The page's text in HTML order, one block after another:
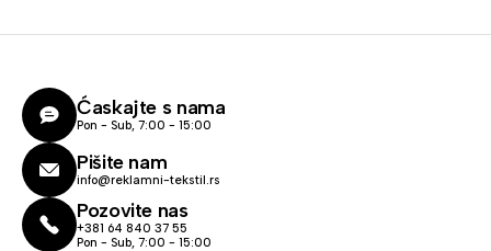
Ćaskajte s nama
Pon - Sub, 7:00 - 15:00
Pišite nam
info@reklamni-tekstil.rs
Pozovite nas
+381 64 840 37 55
Pon - Sub, 7:00 - 15:00